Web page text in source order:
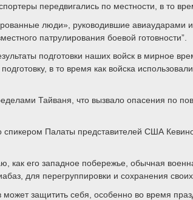
передвигались по местности, в то
люди», руководившие
патрулирования боевой готовности”.
подготовки наших войск в мирное
в то время как войска
Тайваня, что вызвало опасения по
Палаты представителей США
его западное побережье, обычная
для перегруппировки и сохранения своих
защитить себя, особенно во время